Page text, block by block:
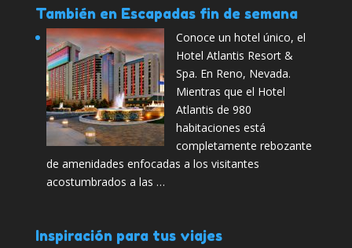
También en Escapadas fin de semana
Conoce un hotel único, el
Hotel Atlantis Resort &
Spa. En Reno, Nevada.
Mientras que el Hotel
Atlantis de 980
habitaciones está
completamente rebozante
de amenidades enfocadas a los visitantes
acostumbrados a las …
Inspiración para tus viajes